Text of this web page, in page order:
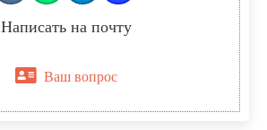
Написать на почту
Ваш вопрос